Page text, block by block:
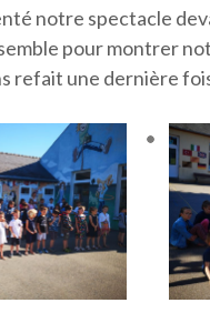
notre spectacle
pour montrer
refait une dernière